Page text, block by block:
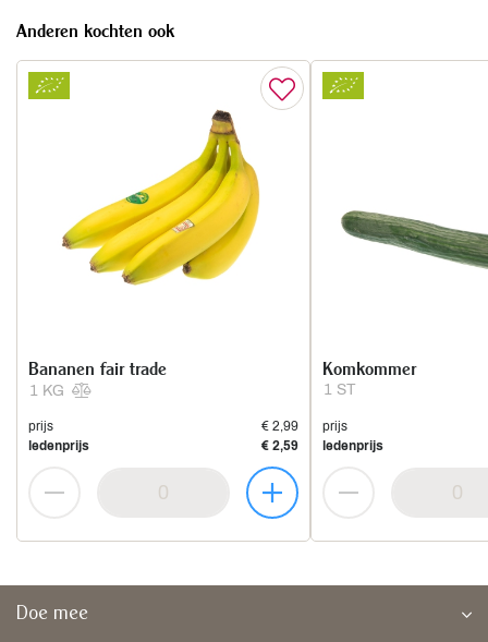
Anderen kochten ook
1 KG
Bananen fair trade
prijs
€ 2,99
ledenprijs
€ 2,59
1 ST
Komkommer
prijs
ledenprijs
Doe mee